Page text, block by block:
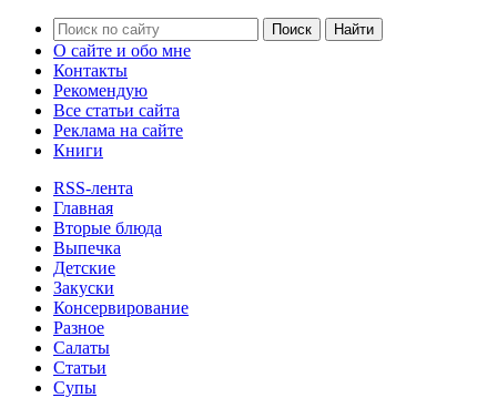
О сайте и обо мне
Контакты
Рекомендую
Все статьи сайта
Реклама на сайте
Книги
RSS-лента
Главная
Вторые блюда
Выпечка
Детские
Закуски
Консервирование
Разное
Салаты
Статьи
Супы